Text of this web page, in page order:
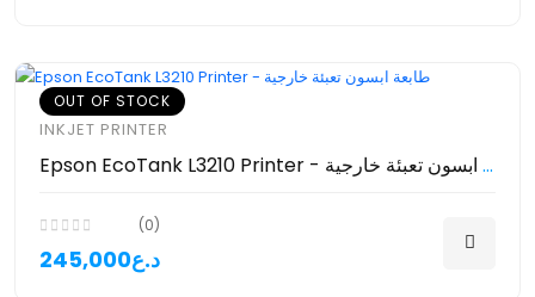
OUT OF STOCK
INKJET PRINTER
Epson EcoTank L3210 Printer - طابعة ابسون تعبئة خارجية
(0)
245,000د.ع